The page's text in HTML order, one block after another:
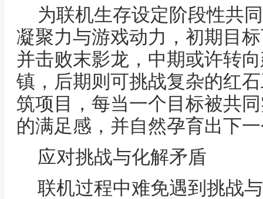
为联机生存设定阶段性共
凝聚力与游戏动力，初期目
并击败末影龙，中期或许转
镇，后期则可挑战复杂的红
筑项目，每当一个目标被共
的满足感，并自然孕育出下
应对挑战与化解矛盾
联机过程中难免遇到挑战